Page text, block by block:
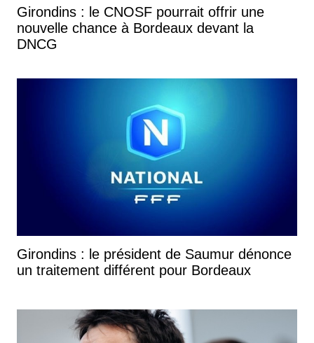
Girondins : le CNOSF pourrait offrir une
nouvelle chance à Bordeaux devant la
DNCG
Girondins : le président de Saumur dénonce
un traitement différent pour Bordeaux